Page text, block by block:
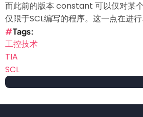
而此前的版本 constant 可以仅对某
仅限于SCL编写的程序。这一点在进行
Tags
工控技术
TIA
SCL